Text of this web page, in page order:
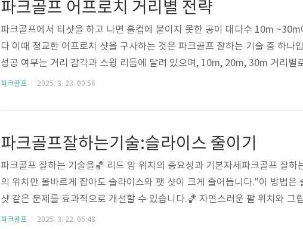
백스윙 각도공 뒷쪽 2~3걸음 물러나 홀컵 방향..
파크골프 어프로치 거리별 전략
파크골프에서 티샷을 하고 나면 홀컵에 붙이지 못한 공이 대다수 10m ~30m
다 이때 정교한 어프로치 샷을 구사하는 것은 파크골프 잘하는 기술 중 하나
성공 여부는 거리 감각과 스윙 리듬에 달려 있으며, 10m, 20m, 30m 거리별
요합니다. 이를 꾸준히 연습하면 더 정교한 샷을 구사할 수 있습니다. 🔹 10m
치는 느낌으로 임팩트 ✔..
파크골프 2025. 3. 23. 00:56
파크골프잘하는기술:슬라이스 줄이기
파크골프 잘하는 기술을🏀 리드 암 위치의 중요성과 기본자세파크골프 잘하
의 위치만 올바르게 잡아도 슬라이스와 팻 샷이 크게 줄어듭니다."이 방법은
샷 같은 문제를 효과적으로 개선할 수 있습니다.🏀 자연스러운 팔 위치와 그
하기팔은 회전 후 자연스러운 위치로 돌아가려는 경향이 있습니다. 파크골프
파크골프 2025. 3. 22. 06:48